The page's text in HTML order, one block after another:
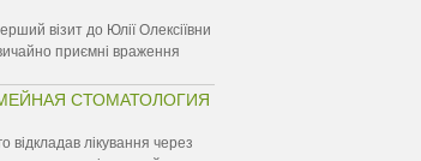
візит до Юлії Олексіївни
приємні враження
СТОМАТОЛОГИЯ
відкладав лікування через